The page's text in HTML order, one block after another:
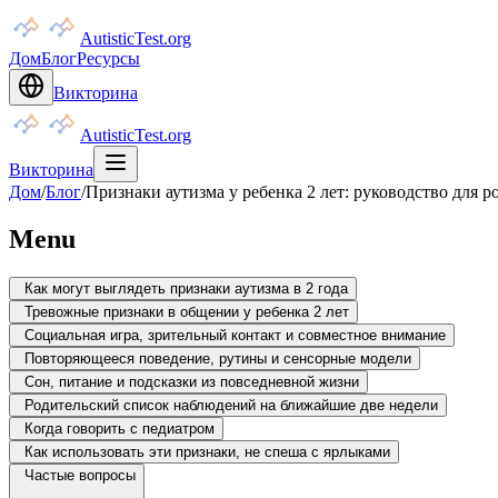
AutisticTest.org
ДомБлогРесурсы
Викторина
AutisticTest.org
Викторина
Дом/Блог/Признаки аутизма у ребенка 2 лет: руководство для
Menu
Как могут выглядеть признаки аутизма в 2 года
Тревожные признаки в общении у ребенка 2 лет
Социальная игра, зрительный контакт и совместное внимание
Повторяющееся поведение, рутины и сенсорные модели
Сон, питание и подсказки из повседневной жизни
Родительский список наблюдений на ближайшие две недели
Когда говорить с педиатром
Как использовать эти признаки, не спеша с ярлыками
Частые вопросы